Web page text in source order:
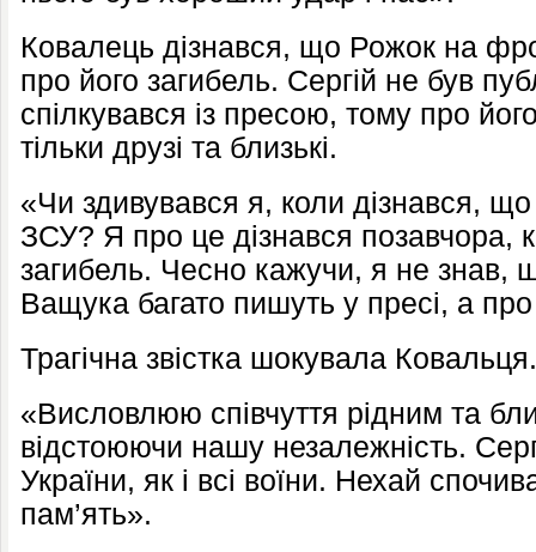
Ковалець дізнався, що Рожок на
про його загибель. Сергій не був
спілкувався із пресою, тому про
тільки друзі та близькі.
«Чи здивувався я, коли дізнався,
ЗСУ? Я про це дізнався позавчора,
загибель. Чесно кажучи, я не знав,
Ващука багато пишуть у пресі, а
Трагічна звістка шокувала Ковальця.
«Висловлюю співчуття рідним та
відстоюючи нашу незалежність.
України, як і всі воїни. Нехай
пам’ять».